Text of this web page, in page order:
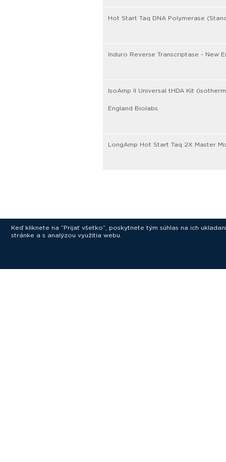
Hot Start Taq DNA Polymerase
Induro Reverse Transcriptase - New
IsoAmp II Universal tHDA Kit
England Biolabs
LongAmp Hot Start Taq 2X Master
Keď kliknete na “Prijať všetko”, poskytnete tým súhlas na ich
stránke a s analýzou využitia webu.